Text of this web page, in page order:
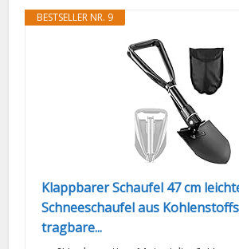
BESTSELLER NR. 9
Klappbarer Schaufel 47 cm
Schneeschaufel aus
tragbare...